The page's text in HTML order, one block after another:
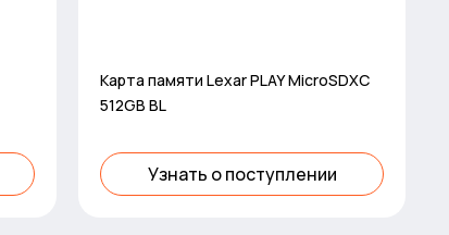
Карта памяти Lexar PLAY MicroSDXC
512GB BL
Узнать о поступлении